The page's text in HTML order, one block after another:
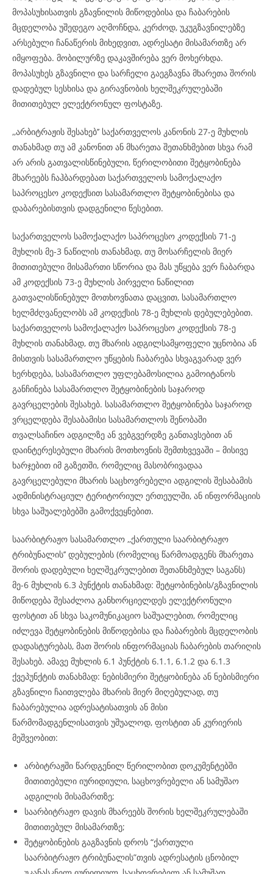
მოპასუხისათვის გზავნილის მიწოდებისა და ჩაბარების
მცდელობა უშედეგო აღმოჩნდა, კერძოდ, უკუგზავნილებზე
არსებული ჩანაწერის მიხედვით, ადრესატი მისამართზე არ
იმყოფება. მობილურზე დაკავშირება ვერ მოხერხდა.
მოპასუხეს გზავნილი და სარჩელი გაეგზავნა მხარეთა შორის
დადებულ სესხისა და გირავნობის ხელშეკრულებაში
მითითებულ ელექტრონულ ფოსტაზე.
,,არბიტრაჟის შესახებ’’ საქართველოს კანონის 27-ე მუხლის
თანახმად თუ ამ კანონით ან მხარეთა შეთანხმებით სხვა რამ
არ არის გათვალისწინებული, წერილობითი შეტყობინება
მხარეებს ჩაჰბარდებათ საქართველოს სამოქალაქო
საპროცესო კოდექსით სასამართლო შეტყობინებისა და
დაბარებისთვის დადგენილი წესებით.
საქართველოს სამოქალაქო საპროცესო კოდექსის 71-ე
მუხლის მე-3 ნაწილის თანახმად, თუ მოსარჩელის მიერ
მითითებული მისამართი სწორია და მას უწყება ვერ ჩაბარდა
ამ კოდექსის 73-ე მუხლის პირველი ნაწილით
გათვალისწინებულ მოთხოვნათა დაცვით, სასამართლო
ხელმძღვანელობს ამ კოდექსის 78-ე მუხლის დებულებებით.
საქართველოს სამოქალაქო საპროცესო კოდექსის 78-ე
მუხლის თანახმად, თუ მხარის ადგილსამყოფელი უცნობია ან
მისთვის სასამართლო უწყების ჩაბარება სხვაგვარად ვერ
ხერხდება, სასამართლო უფლებამოსილია გამოიტანოს
განჩინება სასამართლო შეტყობინების საჯაროდ
გავრცელების შესახებ. სასამართლო შეტყობინება საჯაროდ
ვრცელდება შესაბამისი სასამართლოს შენობაში
თვალსაჩინო ადგილზე ან ვებგვერდზე განთავსებით ან
დაინტერესებული მხარის მოთხოვნის შემთხვევაში – მისივე
ხარჯებით იმ გაზეთში, რომელიც მასობრივადაა
გავრცელებული მხარის საცხოვრებელი ადგილის შესაბამის
ადმინისტრაციულ ტერიტორიულ ერთეულში, ან ინფორმაციის
სხვა საშუალებებში გამოქვეყნებით.
საარბიტრაჟო სასამართლო ,,ქართული საარბიტრაჟო
ტრიბუნალის’’ დებულების (რომელიც წარმოადგენს მხარეთა
შორის დადებული ხელშეკრულებით შეთანხმებულ საგანს)
მე-6 მუხლის 6.3 პუნქტის თანახმად: შეტყობინების/გზავნილის
მიწოდება შესაძლოა განხორციელდეს ელექტრონული
ფოსტით ან სხვა საკომუნიკაციო საშუალებით, რომელიც
იძლევა შეტყობინების მიწოდებისა და ჩაბარების მცდელობის
დადასტურებას, მათ შორის ინფორმაციას ჩაბარების თარიღის
შესახებ. ამავე მუხლის 6.1 პუნქტის 6.1.1, 6.1.2 და 6.1.3
ქვეპუნქტის თანახმად: ნებისმიერი შეტყობინება ან ნებისმიერი
გზავნილი ჩაითვლება მხარის მიერ მიღებულად, თუ
ჩაბარებულია ადრესატისათვის ან მისი
წარმომადგენლისათვის უშუალოდ, ფოსტით ან კურიერის
მეშვეობით:
არბიტრაჟში წარდგენილ წერილობით დოკუმენტებში
მითითებული იურიდიული, საცხოვრებელი ან სამუშაო
ადგილის მისამართზე;
საარბიტრაჟო დავის მხარეებს შორის ხელშეკრულებაში
მითითებულ მისამართზე;
შეტყობინების გაგზავნის დროს “ქართული
საარბიტრაჟო ტრიბუნალის”თვის ადრესატის ცნობილ